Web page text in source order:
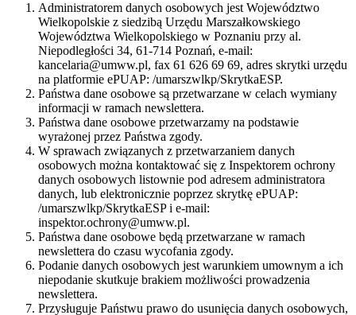
Administratorem danych osobowych jest Województwo
Wielkopolskie z siedzibą Urzędu Marszałkowskiego
Województwa Wielkopolskiego w Poznaniu przy al.
Niepodległości 34, 61-714 Poznań, e-mail:
kancelaria@umww.pl, fax 61 626 69 69, adres skrytki urzędu
na platformie ePUAP: /umarszwlkp/SkrytkaESP.
Państwa dane osobowe są przetwarzane w celach wymiany
informacji w ramach newslettera.
Państwa dane osobowe przetwarzamy na podstawie
wyrażonej przez Państwa zgody.
W sprawach związanych z przetwarzaniem danych
osobowych można kontaktować się z Inspektorem ochrony
danych osobowych listownie pod adresem administratora
danych, lub elektronicznie poprzez skrytkę ePUAP:
/umarszwlkp/SkrytkaESP i e-mail:
inspektor.ochrony@umww.pl.
Państwa dane osobowe będą przetwarzane w ramach
newslettera do czasu wycofania zgody.
Podanie danych osobowych jest warunkiem umownym a ich
niepodanie skutkuje brakiem możliwości prowadzenia
newslettera.
Przysługuje Państwu prawo do usunięcia danych osobowych,